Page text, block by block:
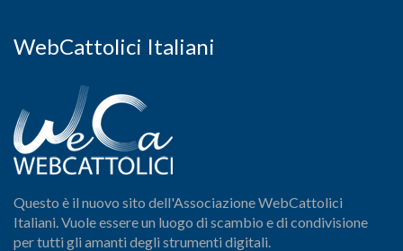
WebCattolici Italiani
Questo è il nuovo sito dell'Associazione WebCattolici
Italiani. Vuole essere un luogo di scambio e di condivisione
per tutti gli amanti degli strumenti digitali.